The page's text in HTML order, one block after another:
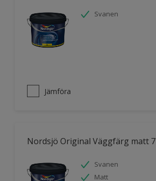
Svanen
Jämföra
Nordsjö Original Väggfärg matt 7
Svanen
Matt